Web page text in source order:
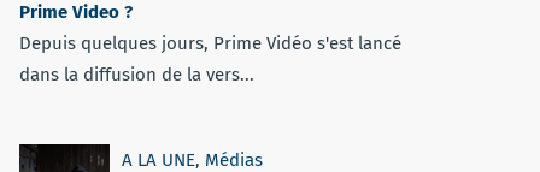
Prime Video ?
Depuis quelques jours, Prime Vidéo s'est lancé
dans la diffusion de la vers...
A LA UNE, Médias